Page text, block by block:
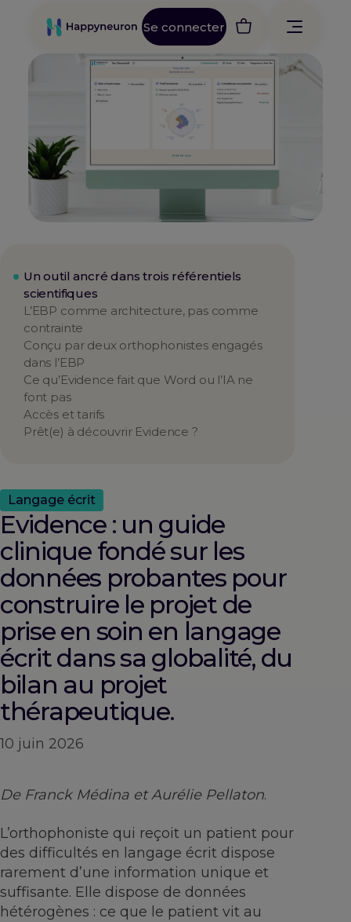
Se connecter
Un outil ancré dans trois référentiels
scientifiques
L’EBP comme architecture, pas comme
contrainte
Conçu par deux orthophonistes engagés
dans l’EBP
Ce qu’Evidence fait que Word ou l’IA ne
font pas
Accès et tarifs
Prêt(e) à découvrir Evidence ?
Langage écrit
Evidence : un guide
clinique fondé sur les
données probantes pour
construire le projet de
prise en soin en langage
écrit dans sa globalité, du
bilan au projet
thérapeutique.
10 juin 2026
De Franck Médina et Aurélie Pellaton.
L’orthophoniste qui reçoit un patient pour
des difficultés en langage écrit dispose
rarement d’une information unique et
suffisante. Elle dispose de données
hétérogènes : ce que le patient vit au